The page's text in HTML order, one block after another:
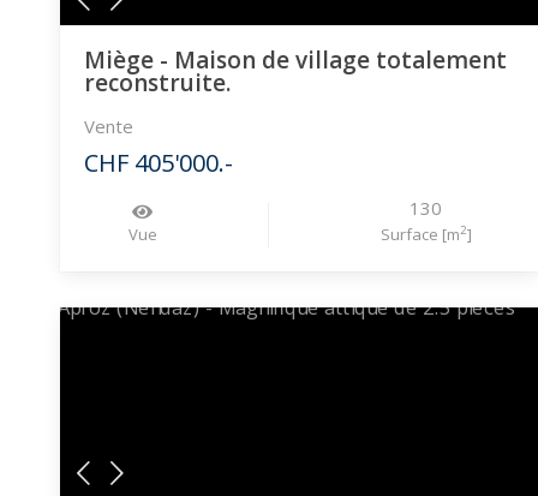
Miège - Maison de village totalement
reconstruite.
Vente
CHF 405'000.-
Vue
130
Surface [m2]